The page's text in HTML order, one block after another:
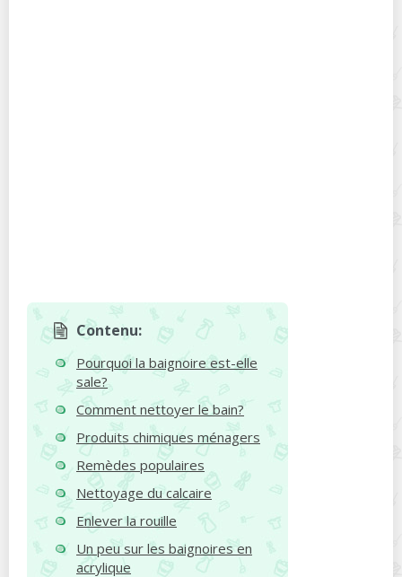
Contenu:
Pourquoi la baignoire est-elle
sale?
Comment nettoyer le bain?
Produits chimiques ménagers
Remèdes populaires
Nettoyage du calcaire
Enlever la rouille
Un peu sur les baignoires en
acrylique